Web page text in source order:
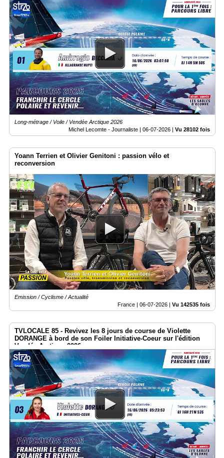
Long-métrage / Voile / Vendée Arctique 2026
Michel Lecomte - Journaliste | 06-07-2026 | Vu 28102 fois
Yoann Terrien et Olivier Genitoni : passion vélo et
reconversion
Emission / Cyclisme / Actualité
France | 06-07-2026 | Vu 142535 fois
TVLOCALE 85 - Revivez les 8 jours de course de Violette
DORANGE à bord de son Foiler Initiative-Coeur sur l'édition
Vendée Arctique 2026